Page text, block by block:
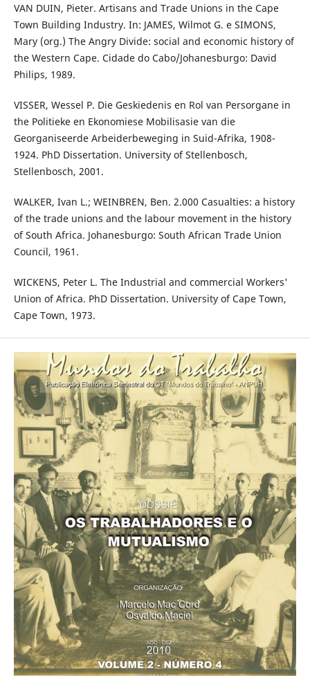
VAN DUIN, Pieter. Artisans and Trade Unions in the Cape
Town Building Industry. In: JAMES, Wilmot G. e SIMONS,
Mary (org.) The Angry Divide: social and economic history of
the Western Cape. Cidade do Cabo/Johanesburgo: David
Philips, 1989.
VISSER, Wessel P. Die Geskiedenis en Rol van Persorgane in
the Politieke en Ekonomiese Mobilisasie van die
Georganiseerde Arbeiderbeweging in Suid-Afrika, 1908-
1924. PhD Dissertation. University of Stellenbosch,
Stellenbosch, 2001.
WALKER, Ivan L.; WEINBREN, Ben. 2.000 Casualties: a history
of the trade unions and the labour movement in the history
of South Africa. Johanesburgo: South African Trade Union
Council, 1961.
WICKENS, Peter L. The Industrial and commercial Workers'
Union of Africa. PhD Dissertation. University of Cape Town,
Cape Town, 1973.